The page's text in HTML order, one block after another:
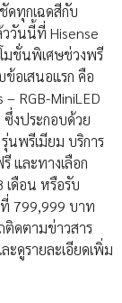
ดทุกเฉดสีกับ
ววันนี้ที่ Hisense
มชั่นพิเศษช่วงพรี
อเสนอแรก คือ
RGB-MiniLED
งประกอบด้วย
นพรีเมียม บริการ
และทางเลือก
เดือน หรือรับ
799,999 บาท
ติดตามข่าวสาร
ะดูรายละเอียดเพิ่ม